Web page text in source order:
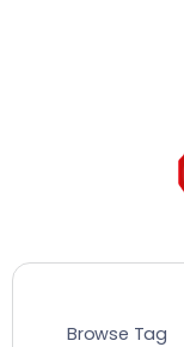
Browse Tag